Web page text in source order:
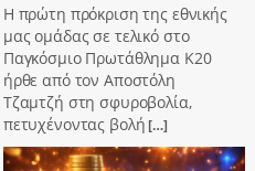
Η πρώτη πρόκριση της εθνικής
μας ομάδας σε τελικό στο
Παγκόσμιο Πρωτάθλημα Κ20
ήρθε από τον Αποστόλη
Τζαμτζή στη σφυροβολία,
πετυχένοντας βολή[…]